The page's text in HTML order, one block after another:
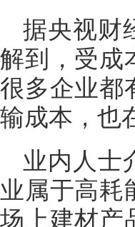
据央视财
解到，受成
很多企业都
输成本，也
业内人士
业属于高耗
场上建材产